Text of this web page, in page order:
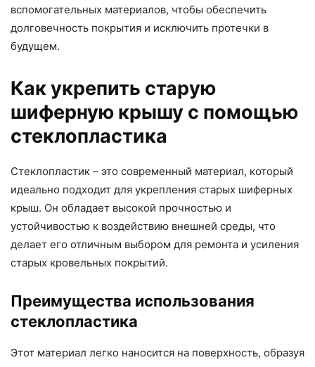
вспомогательных материалов, чтобы обеспечить
долговечность покрытия и исключить протечки в
будущем.
Как укрепить старую
шиферную крышу с помощью
стеклопластика
Стеклопластик – это современный материал, который
идеально подходит для укрепления старых шиферных
крыш. Он обладает высокой прочностью и
устойчивостью к воздействию внешней среды, что
делает его отличным выбором для ремонта и усиления
старых кровельных покрытий.
Преимущества использования
стеклопластика
Этот материал легко наносится на поверхность, образуя